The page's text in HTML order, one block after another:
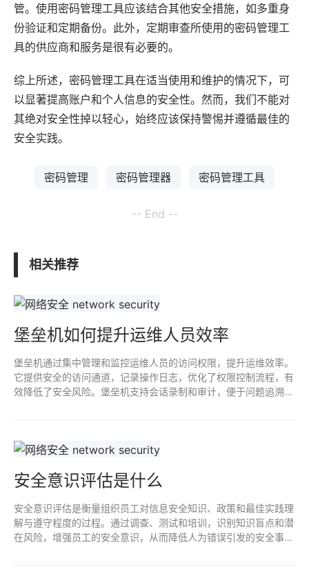
管。使用密码管理工具应该结合其他安全措施，如多重身
份验证和定期备份。此外，定期审查所使用的密码管理工
具的供应商和服务是很有必要的。
综上所述，密码管理工具在适当使用和维护的情况下，可
以显著提高账户和个人信息的安全性。然而，我们不能对
其绝对安全性掉以轻心，始终应该保持警惕并遵循最佳的
安全实践。
密码管理 密码管理器 密码管理工具
-- End --
相关推荐
堡垒机如何提升运维人员效率
堡垒机通过集中管理和监控运维人员的访问权限，提升运维效率。
它提供安全的访问通道，记录操作日志，优化了权限控制流程，有
效降低了安全风险。堡垒机支持会话录制和审计，便于问题追溯和
安全意识评估是什么
安全意识评估是衡量组织员工对信息安全知识、政策和最佳实践理
解与遵守程度的过程。通过调查、测试和培训，识别知识盲点和潜
在风险，增强员工的安全意识，从而降低人为错误引发的安全事